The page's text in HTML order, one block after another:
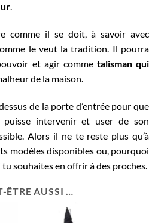
.
comme il se doit, à savoir avec
le veut la tradition. Il pourra
et agir comme talisman qui
de la maison.
de la porte d’entrée pour que
puisse intervenir et user de son
Alors il ne te reste plus qu’à
modèles disponibles ou, pourquoi
souhaites en offrir à des proches.
AUSSI …